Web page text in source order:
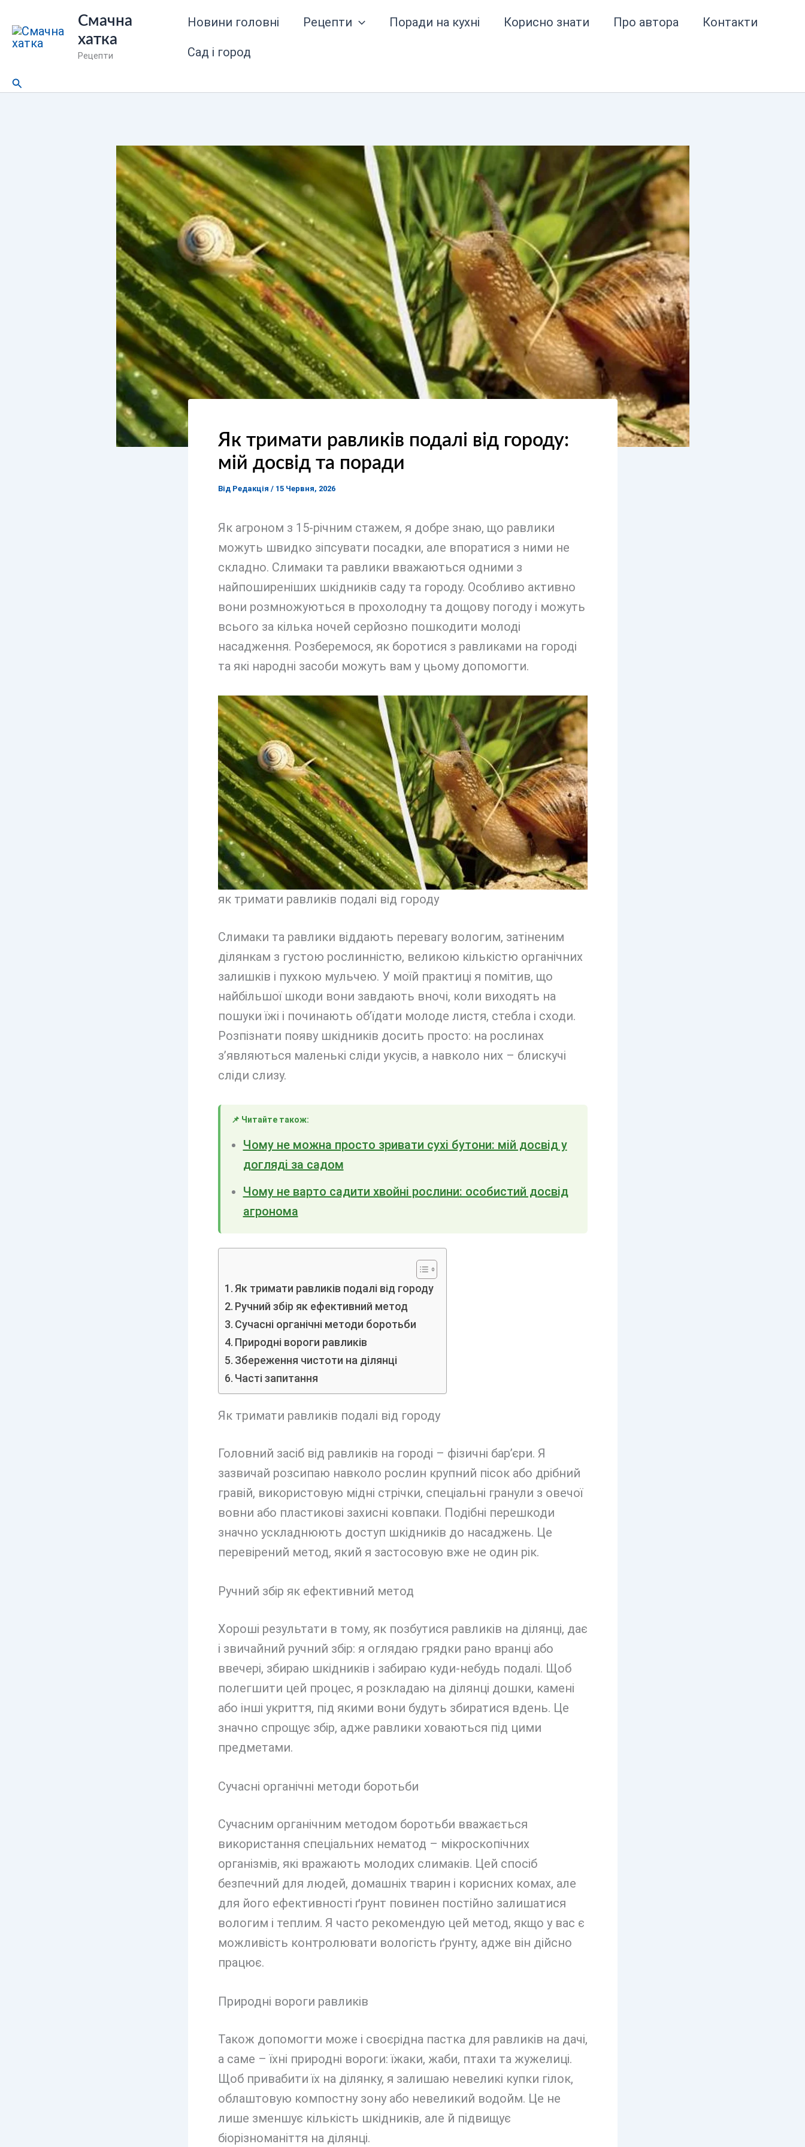
до
вмісту
Смачна
хатка
Рецепти
Новини головні Рецепти Поради на кухні Корисно знати Про автора Контакти
Сад і город
Пошук
Як тримати равликів подалі від городу:
мій досвід та поради
Від Редакція / 15 Червня, 2026
Як агроном з 15-річним стажем, я добре знаю, що равлики
можуть швидко зіпсувати посадки, але впоратися з ними не
складно. Слимаки та равлики вважаються одними з
найпоширеніших шкідників саду та городу. Особливо активно
вони розмножуються в прохолодну та дощову погоду і можуть
всього за кілька ночей серйозно пошкодити молоді
насадження. Розберемося, як боротися з равликами на городі
та які народні засоби можуть вам у цьому допомогти.
як тримати равликів подалі від городу
Слимаки та равлики віддають перевагу вологим, затіненим
ділянкам з густою рослинністю, великою кількістю органічних
залишків і пухкою мульчею. У моїй практиці я помітив, що
найбільшої шкоди вони завдають вночі, коли виходять на
пошуки їжі і починають об’їдати молоде листя, стебла і сходи.
Розпізнати появу шкідників досить просто: на рослинах
з’являються маленькі сліди укусів, а навколо них – блискучі
сліди слизу.
📌 Читайте також:
Чому не можна просто зривати сухі бутони: мій досвід у
догляді за садом
Чому не варто садити хвойні рослини: особистий досвід
агронома
Як тримати равликів подалі від городу
Ручний збір як ефективний метод
Сучасні органічні методи боротьби
Природні вороги равликів
Збереження чистоти на ділянці
Часті запитання
Як тримати равликів подалі від городу
Головний засіб від равликів на городі – фізичні бар’єри. Я
зазвичай розсипаю навколо рослин крупний пісок або дрібний
гравій, використовую мідні стрічки, спеціальні гранули з овечої
вовни або пластикові захисні ковпаки. Подібні перешкоди
значно ускладнюють доступ шкідників до насаджень. Це
перевірений метод, який я застосовую вже не один рік.
Ручний збір як ефективний метод
Хороші результати в тому, як позбутися равликів на ділянці, дає
і звичайний ручний збір: я оглядаю грядки рано вранці або
ввечері, збираю шкідників і забираю куди-небудь подалі. Щоб
полегшити цей процес, я розкладаю на ділянці дошки, камені
або інші укриття, під якими вони будуть збиратися вдень. Це
значно спрощує збір, адже равлики ховаються під цими
предметами.
Сучасні органічні методи боротьби
Сучасним органічним методом боротьби вважається
використання спеціальних нематод – мікроскопічних
організмів, які вражають молодих слимаків. Цей спосіб
безпечний для людей, домашніх тварин і корисних комах, але
для його ефективності ґрунт повинен постійно залишатися
вологим і теплим. Я часто рекомендую цей метод, якщо у вас є
можливість контролювати вологість ґрунту, адже він дійсно
працює.
Природні вороги равликів
Також допомогти може і своєрідна пастка для равликів на дачі,
а саме – їхні природні вороги: їжаки, жаби, птахи та жужелиці.
Щоб привабити їх на ділянку, я залишаю невеликі купки гілок,
облаштовую компостну зону або невеликий водойм. Це не
лише зменшує кількість шкідників, але й підвищує
біорізноманіття на ділянці.